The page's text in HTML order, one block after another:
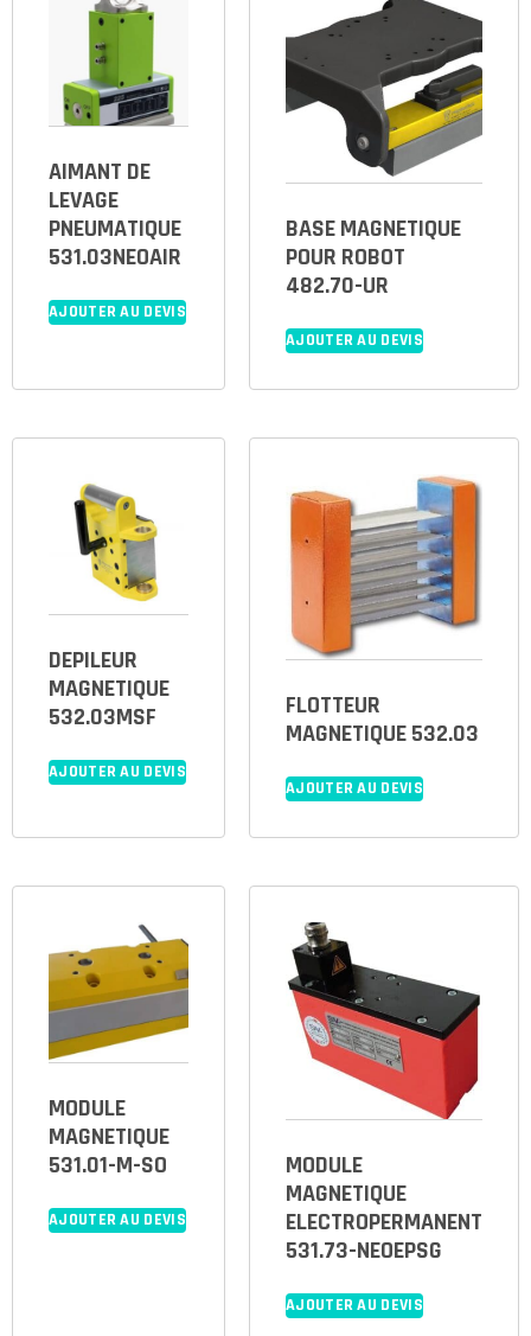
AIMANT DE
LEVAGE
PNEUMATIQUE
531.03NEOAIR
AJOUTER AU DEVIS
BASE MAGNETIQUE
POUR ROBOT
482.70-UR
AJOUTER AU DEVIS
DEPILEUR
MAGNETIQUE
532.03MSF
AJOUTER AU DEVIS
FLOTTEUR
MAGNETIQUE 532.03
AJOUTER AU DEVIS
MODULE
MAGNETIQUE
531.01-M-SO
AJOUTER AU DEVIS
MODULE
MAGNETIQUE
ELECTROPERMANENT
531.73-NEOEPSG
AJOUTER AU DEVIS